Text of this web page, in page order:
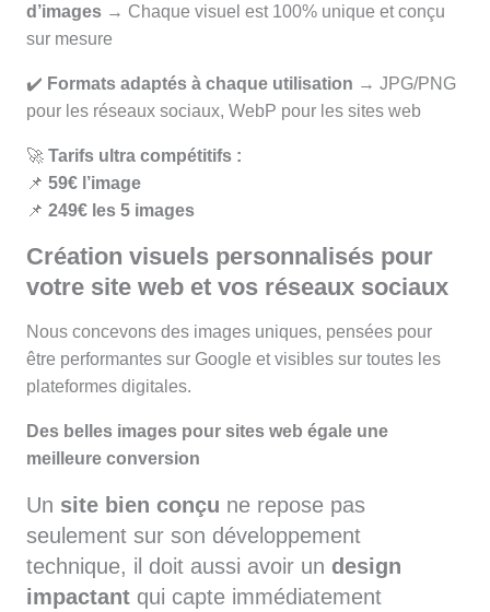
d’images → Chaque visuel est 100% unique et conçu
sur mesure
✔️ Formats adaptés à chaque utilisation → JPG/PNG
pour les réseaux sociaux, WebP pour les sites web
🚀 Tarifs ultra compétitifs :
📌 59€ l’image
📌 249€ les 5 images
Création visuels personnalisés pour
votre site web et vos réseaux sociaux
Nous concevons des images uniques, pensées pour
être performantes sur Google et visibles sur toutes les
plateformes digitales.
Des belles images pour sites web égale une
meilleure conversion
Un site bien conçu ne repose pas
seulement sur son développement
technique, il doit aussi avoir un design
impactant qui capte immédiatement